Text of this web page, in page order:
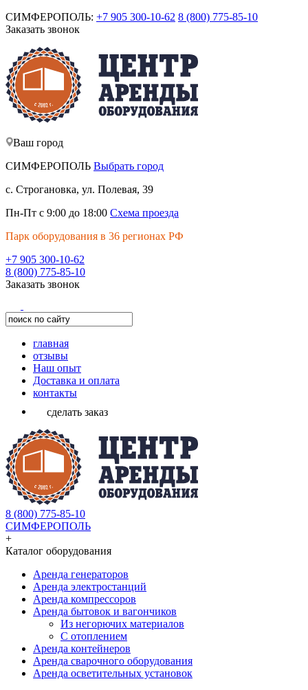
СИМФЕРОПОЛЬ: +7 905 300-10-62 8 (800) 775-85-10
Заказать звонок
Ваш город
СИМФЕРОПОЛЬ Выбрать город
с. Строгановка, ул. Полевая, 39
Пн-Пт с 9:00 до 18:00 Схема проезда
Парк оборудования в 36 регионах РФ
+7 905 300-10-62
8 (800) 775-85-10
Заказать звонок
главная
отзывы
Наш опыт
Доставка и оплата
контакты
сделать заказ
8 (800) 775-85-10
СИМФЕРОПОЛЬ
+
Каталог оборудования
Аренда генераторов
Аренда электростанций
Аренда компрессоров
Аренда бытовок и вагончиков
Из негорючих материалов
С отоплением
Аренда контейнеров
Аренда сварочного оборудования
Аренда осветительных установок